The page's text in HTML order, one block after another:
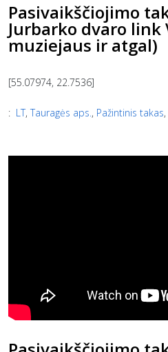
Pasivaikščiojimo
Jurbarko dvaro link
muziejaus ir atgal)
[55.07974, 22.7536]
: LT, Tauragės aps., Pažintinis takas,